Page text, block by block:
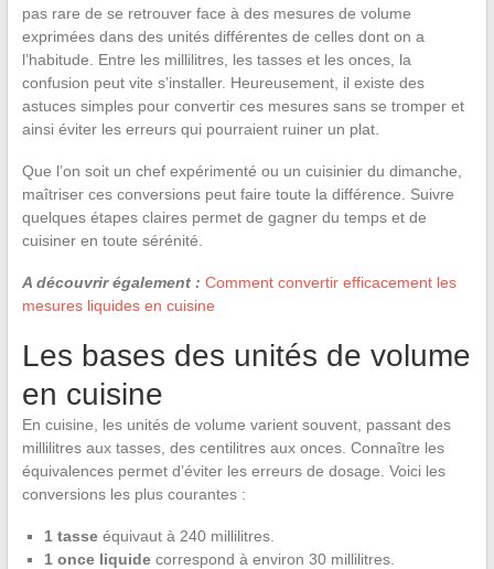
pas rare de se retrouver face à des mesures de volume
exprimées dans des unités différentes de celles dont on a
l’habitude. Entre les millilitres, les tasses et les onces, la
confusion peut vite s’installer. Heureusement, il existe des
astuces simples pour convertir ces mesures sans se tromper et
ainsi éviter les erreurs qui pourraient ruiner un plat.
Que l’on soit un chef expérimenté ou un cuisinier du dimanche,
maîtriser ces conversions peut faire toute la différence. Suivre
quelques étapes claires permet de gagner du temps et de
cuisiner en toute sérénité.
A découvrir également : Comment convertir efficacement les
mesures liquides en cuisine
Les bases des unités de volume
en cuisine
En cuisine, les unités de volume varient souvent, passant des
millilitres aux tasses, des centilitres aux onces. Connaître les
équivalences permet d’éviter les erreurs de dosage. Voici les
conversions les plus courantes :
1 tasseéquivaut à 240 millilitres.
1 once liquidecorrespond à environ 30 millilitres.